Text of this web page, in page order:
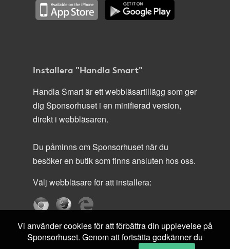
Installera "Handla Smart"
Handla Smart är ett webbläsartillägg som ger
dig Sponsorhuset i en minifierad version,
direkt i webbläsaren.
Du påminns om Sponsorhuset när du
besöker en butik som finns ansluten hos oss.
Välj webbläsare för att installera:
Vi använder cookies för att förbättra din upplevelse på
Sponsorhuset. Genom att fortsätta godkänner du